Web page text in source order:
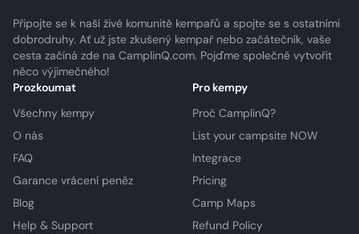
Připojte se k naší živé komunitě kempařů a spojte se s ostatními
dobrodruhy. Ať už jste zkušený kempař nebo začátečník, vaše
cesta začíná zde na CamplinQ.com. Pojďme společně vytvořit
něco výjimečného!
Prozkoumat
Všechny kempy
O nás
FAQ
Garance vrácení peněz
Blog
Help & Support
Pro kempy
Proč CamplinQ?
List your campsite NOW
Integrace
Pricing
Camp Maps
Refund Policy